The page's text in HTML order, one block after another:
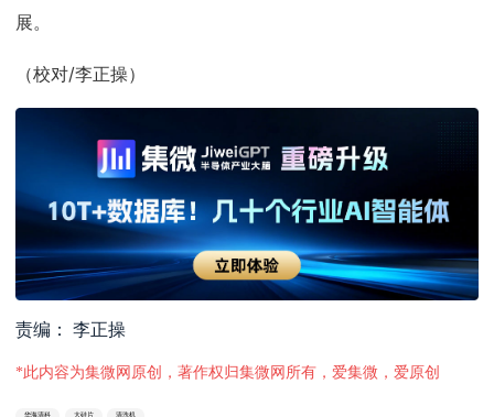
展。
（校对/李正操）
责编： 李正操
*此内容为集微网原创，著作权归集微网所有，爱集微，爱原创
华海清科 大硅片 清洗机